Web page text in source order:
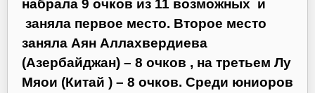
набрала 9 очков из 11 возможных и
заняла первое место. Второе место
заняла Аян Аллахвердиева
(Азербайджан) – 8 очков , на третьем Лу
Мяои (Китай ) – 8 очков. Среди юниоров